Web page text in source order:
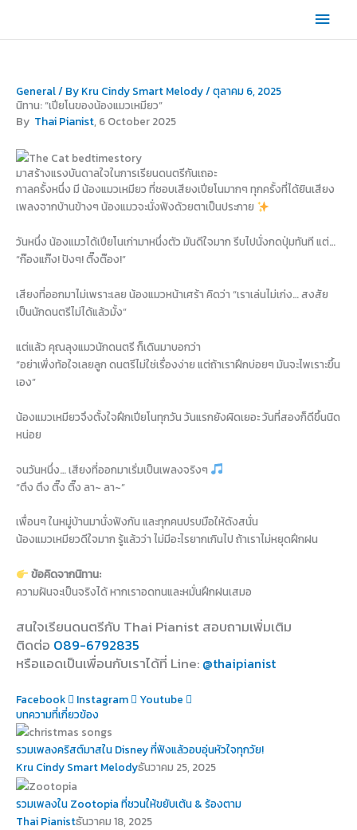
content
Main
General/ By Kru Cindy Smart Melody/ตุลาคม 6, 2025
นิทาน: “เปียโนของน้องแมวเหมียว”
By Thai Pianist, 6 October 2025
มาสร้างแรงบันดาลใจในการเรียนดนตรีกันเถอะ
กาลครั้งหนึ่ง มี น้องแมวเหมียว ที่ชอบเสียงเปียโนมากๆ ทุกครั้งที่ได้ยินเสียง
เพลงจากบ้านข้างๆ น้องแมวจะนั่งฟังด้วยตาเป็นประกาย
วันหนึ่ง น้องแมวได้เปียโนเก่ามาหนึ่งตัว มันดีใจมาก รีบไปนั่งกดปุ่มทันที แต่…
“ก๊องแก๊ง! ปังๆ! ติ๊งต๊อง!”
เสียงที่ออกมาไม่เพราะเลย น้องแมวหน้าเศร้า คิดว่า “เราเล่นไม่เก่ง… สงสัย
เป็นนักดนตรีไม่ได้แล้วมั้ง”
แต่แล้ว คุณลุงแมวนักดนตรี ก็เดินมาบอกว่า
“อย่าเพิ่งท้อใจเลยลูก ดนตรีไม่ใช่เรื่องง่าย แต่ถ้าเราฝึกบ่อยๆ มันจะไพเราะขึ้น
เอง”
น้องแมวเหมียวจึงตั้งใจฝึกเปียโนทุกวัน วันแรกยังผิดเยอะ วันที่สองก็ดีขึ้นนิด
หน่อย
จนวันหนึ่ง… เสียงที่ออกมาเริ่มเป็นเพลงจริงๆ
“ตึง ตึง ติ๊ง ติ๊ง ลา~ ลา~”
เพื่อนๆ ในหมู่บ้านมานั่งฟังกัน และทุกคนปรบมือให้ดังสนั่น
น้องแมวเหมียวดีใจมาก รู้แล้วว่า ไม่มีอะไรยากเกินไป ถ้าเราไม่หยุดฝึกฝน
ข้อคิดจากนิทาน:
ความฝันจะเป็นจริงได้ หากเราอดทนและหมั่นฝึกฝนเสมอ
สนใจเรียนดนตรีกับ Thai Pianist สอบถามเพิ่มเติม
ติดต่อ 089-6792835
หรือแอดเป็นเพื่อนกับเราได้ที่ Line: @thaipianist
Facebook Instagram
Youtube
บทความที่เกี่ยวข้อง
รวมเพลงคริสต์มาสใน Disney ที่ฟังแล้วอบอุ่นหัวใจทุกวัย!
Kru Cindy Smart Melodyธันวาคม 25, 2025
รวมเพลงใน Zootopia ที่ชวนให้ขยับเต้น & ร้องตาม
Thai Pianistธันวาคม 18, 2025